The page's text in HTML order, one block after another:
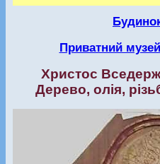
Приватний
Христос
Дерево, олія,